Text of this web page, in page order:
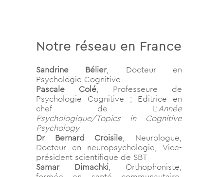
Notre réseau en France
Sandrine Bélier, Docteur en
Psychologie Cognitive
Pascale Colé, Professeure de
Psychologie Cognitive ; Editrice en
chef de L’Année
Psychologique/Topics in Cognitive
Psychology
Dr Bernard Croisile, Neurologue,
Docteur en neuropsychologie, Vice-
président scientifique de SBT
Samar Dimachki, Orthophoniste,